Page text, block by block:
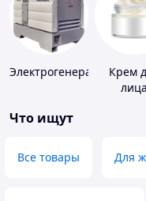
ЭлектрогенераторыКрем
лица
Что ищут
Все товары Для